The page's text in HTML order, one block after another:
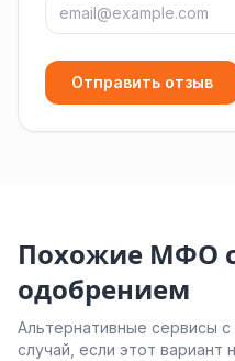
Отправить отзыв
Похожие МФО
одобрением
Альтернативные сервисы
случай, если этот вариант